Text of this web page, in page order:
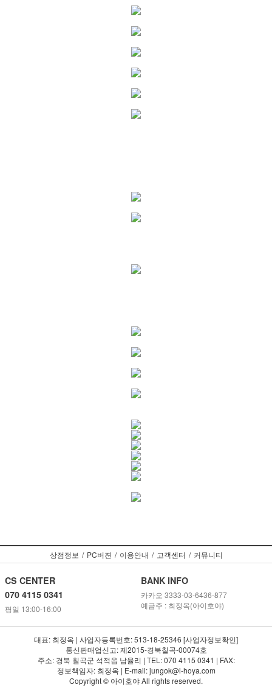
상점정보 / PC버젼 / 이용안내 / 고객센터 / 커뮤니티
CS CENTER
070 4115 0341
평일 13:00-16:00
BANK INFO
카카오 3333-03-6436-877
예금주 : 최정옥(아이호야)
대표: 최정옥 | 사업자등록번호: 513-18-25346 [사업자정보확인]
통신판매업신고: 제2015-경북칠곡-00074호
주소: 경북 칠곡군 석적읍 남율리 | TEL: 070 4115 0341 | FAX:
정보책임자: 최정옥 | E-mail: jungok@i-hoya.com
Copyright © 아이호야 All rights reserved.